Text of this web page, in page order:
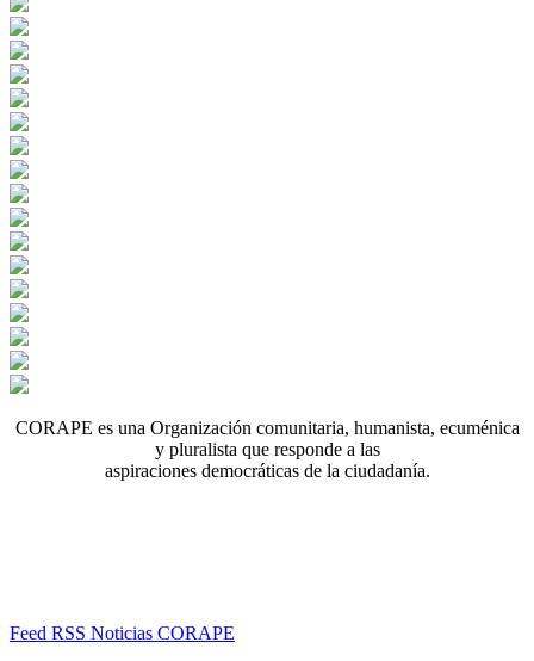
CORAPE es una Organización comunitaria, humanista, ecuménica
y pluralista que responde a las
aspiraciones democráticas de la ciudadanía.
Feed RSS Noticias CORAPE